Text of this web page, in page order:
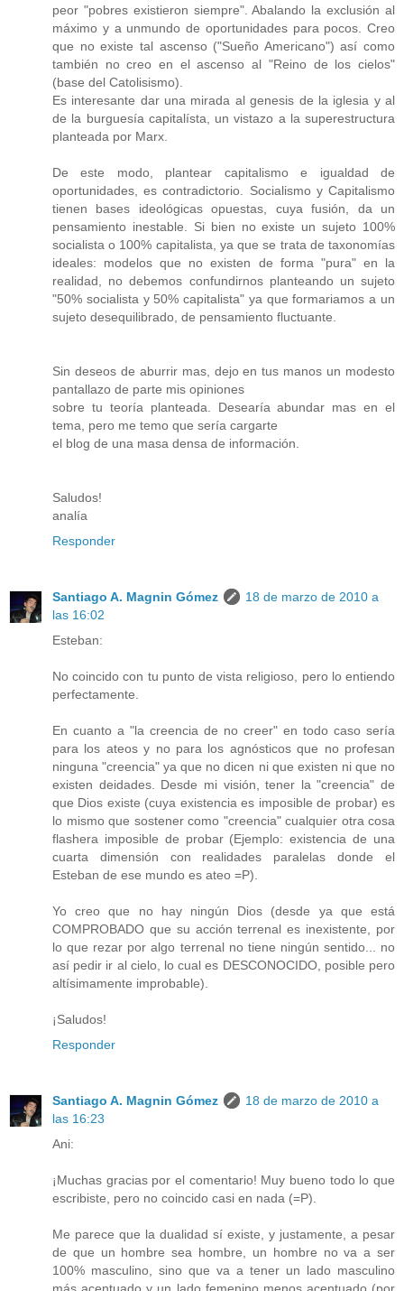
peor "pobres existieron siempre". Abalando la exclusión al
máximo y a unmundo de oportunidades para pocos. Creo
que no existe tal ascenso ("Sueño Americano") así como
también no creo en el ascenso al "Reino de los cielos"
(base del Catolisismo).
Es interesante dar una mirada al genesis de la iglesia y al
de la burguesía capitalísta, un vistazo a la superestructura
planteada por Marx.
De este modo, plantear capitalismo e igualdad de
oportunidades, es contradictorio. Socialismo y Capitalismo
tienen bases ideológicas opuestas, cuya fusión, da un
pensamiento inestable. Si bien no existe un sujeto 100%
socialista o 100% capitalista, ya que se trata de taxonomías
ideales: modelos que no existen de forma "pura" en la
realidad, no debemos confundirnos planteando un sujeto
"50% socialista y 50% capitalista" ya que formariamos a un
sujeto desequilibrado, de pensamiento fluctuante.
Sin deseos de aburrir mas, dejo en tus manos un modesto
pantallazo de parte mis opiniones
sobre tu teoría planteada. Desearía abundar mas en el
tema, pero me temo que sería cargarte
el blog de una masa densa de información.
Saludos!
analía
Responder
Santiago A. Magnin Gómez
18 de marzo de 2010 a
las 16:02
Esteban:
No coincido con tu punto de vista religioso, pero lo entiendo
perfectamente.
En cuanto a "la creencia de no creer" en todo caso sería
para los ateos y no para los agnósticos que no profesan
ninguna "creencia" ya que no dicen ni que existen ni que no
existen deidades. Desde mi visión, tener la "creencia" de
que Dios existe (cuya existencia es imposible de probar) es
lo mismo que sostener como "creencia" cualquier otra cosa
flashera imposible de probar (Ejemplo: existencia de una
cuarta dimensión con realidades paralelas donde el
Esteban de ese mundo es ateo =P).
Yo creo que no hay ningún Dios (desde ya que está
COMPROBADO que su acción terrenal es inexistente, por
lo que rezar por algo terrenal no tiene ningún sentido... no
así pedir ir al cielo, lo cual es DESCONOCIDO, posible pero
altísimamente improbable).
¡Saludos!
Responder
Santiago A. Magnin Gómez
18 de marzo de 2010 a
las 16:23
Ani:
¡Muchas gracias por el comentario! Muy bueno todo lo que
escribiste, pero no coincido casi en nada (=P).
Me parece que la dualidad sí existe, y justamente, a pesar
de que un hombre sea hombre, un hombre no va a ser
100% masculino, sino que va a tener un lado masculino